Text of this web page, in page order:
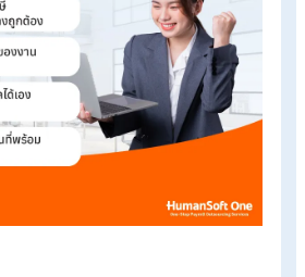
เงินเดือนไม่ได้วัดแค่ความถูกต้อง แต่ต้อง
บซ้อนและการเติบโตขององค์กร
ทำเงินเดือนที่ออกแบบมาให้ใช้งานได้จริง แ